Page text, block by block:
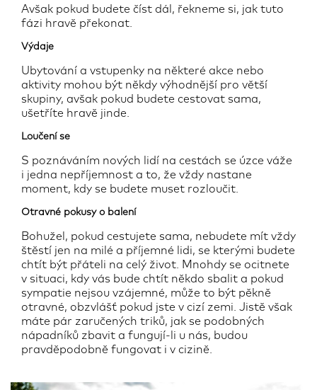
Avšak pokud budete číst dál, řekneme si, jak tuto
fázi hravě překonat.
Výdaje
Ubytování a vstupenky na některé akce nebo
aktivity mohou být někdy výhodnější pro větší
skupiny, avšak pokud budete cestovat sama,
ušetříte hravě jinde.
Loučení se
S poznáváním nových lidí na cestách se úzce váže
i jedna nepříjemnost a to, že vždy nastane
moment, kdy se budete muset rozloučit.
Otravné pokusy o balení
Bohužel, pokud cestujete sama, nebudete mít vždy
štěstí jen na milé a příjemné lidi, se kterými budete
chtít být přáteli na celý život. Mnohdy se ocitnete
v situaci, kdy vás bude chtít někdo sbalit a pokud
sympatie nejsou vzájemné, může to být pěkně
otravné, obzvlášť pokud jste v cizí zemi. Jistě však
máte pár zaručených triků, jak se podobných
nápadníků zbavit a fungují-li u nás, budou
pravděpodobně fungovat i v cizině.